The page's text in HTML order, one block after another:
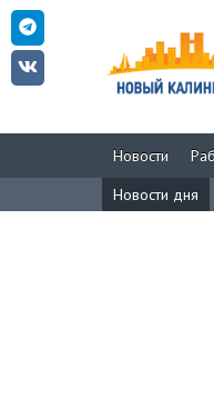
Новости
Новости дня